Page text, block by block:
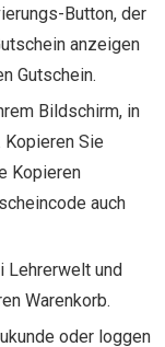
Button, der
anzeigen
Gutschein.
Bildschirm, in
Sie
Kopieren
auch
Lehrerwelt und
Warenkorb.
oder loggen